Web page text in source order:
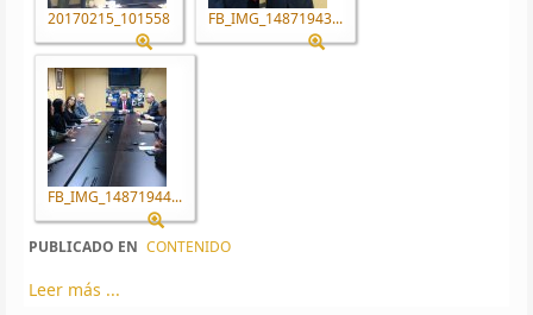
20170215_101558 FB_IMG_14871943...
FB_IMG_14871944...
PUBLICADO EN CONTENIDO
Leer más ...